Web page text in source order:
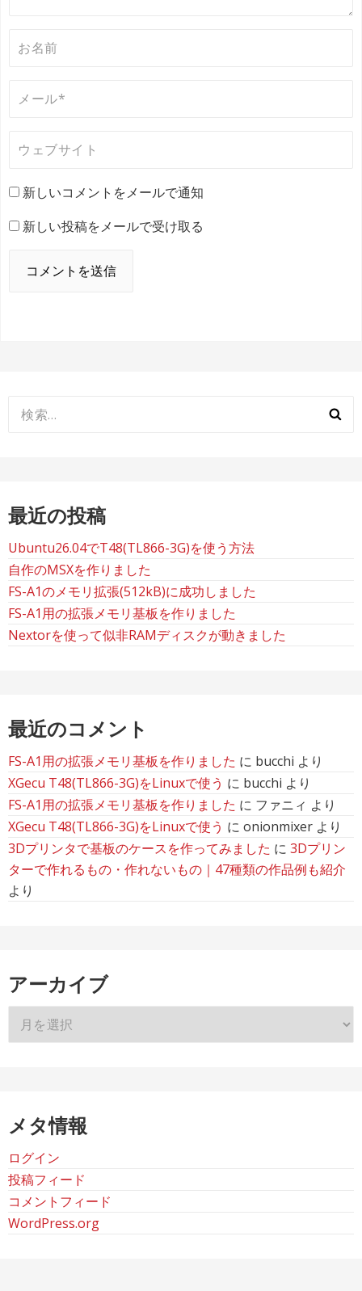
新しいコメントをメールで通知
新しい投稿をメールで受け取る
最近の投稿
Ubuntu26.04でT48(TL866-3G)を使う方法
自作のMSXを作りました
FS-A1のメモリ拡張(512kB)に成功しました
FS-A1用の拡張メモリ基板を作りました
Nextorを使って似非RAMディスクが動きました
最近のコメント
FS-A1用の拡張メモリ基板を作りました に bucchi より
XGecu T48(TL866-3G)をLinuxで使う に bucchi より
FS-A1用の拡張メモリ基板を作りました に ファニィ より
XGecu T48(TL866-3G)をLinuxで使う に onionmixer より
3Dプリンタで基板のケースを作ってみました に 3Dプリン
ターで作れるもの・作れないもの｜47種類の作品例も紹介
より
アーカイブ
メタ情報
ログイン
投稿フィード
コメントフィード
WordPress.org